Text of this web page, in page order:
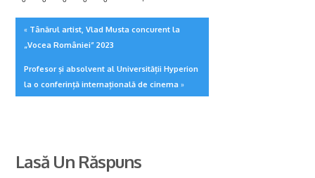
« Tânărul artist, Vlad Musta concurent la
„Vocea României” 2023
Profesor și absolvent al Universității Hyperion
la o conferință internațională de cinema »
Lasă Un Răspuns